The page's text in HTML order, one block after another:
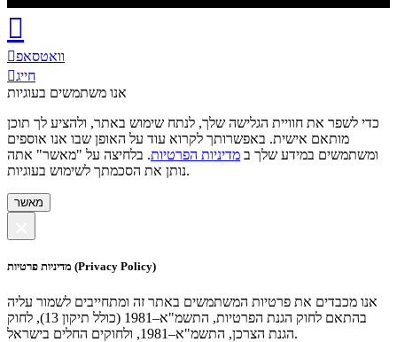
וואטסאפ
חייג
אנו משתמשים בעוגיות
כדי לשפר את חוויית הגלישה שלך, לנתח שימוש באתר, ולהציע לך תוכן
מותאם אישית. באפשרותך לקרוא עוד על האופן שבו אנו אוספים
ומשתמשים במידע שלך ב מדיניות הפרטיות. בלחיצה על "מאשר" אתה
נותן את הסכמתך לשימוש בעוגיות.
מאשר
מדיניות פרטיות (Privacy Policy)
אנו מכבדים את פרטיות המשתמשים באתר זה ומתחייבים לשמור עליה
בהתאם לחוק הגנת הפרטיות, התשמ"א–1981 (כולל תיקון 13), לחוק
הגנת הצרכן, התשמ"א–1981, ולחוקים החלים בישראל.